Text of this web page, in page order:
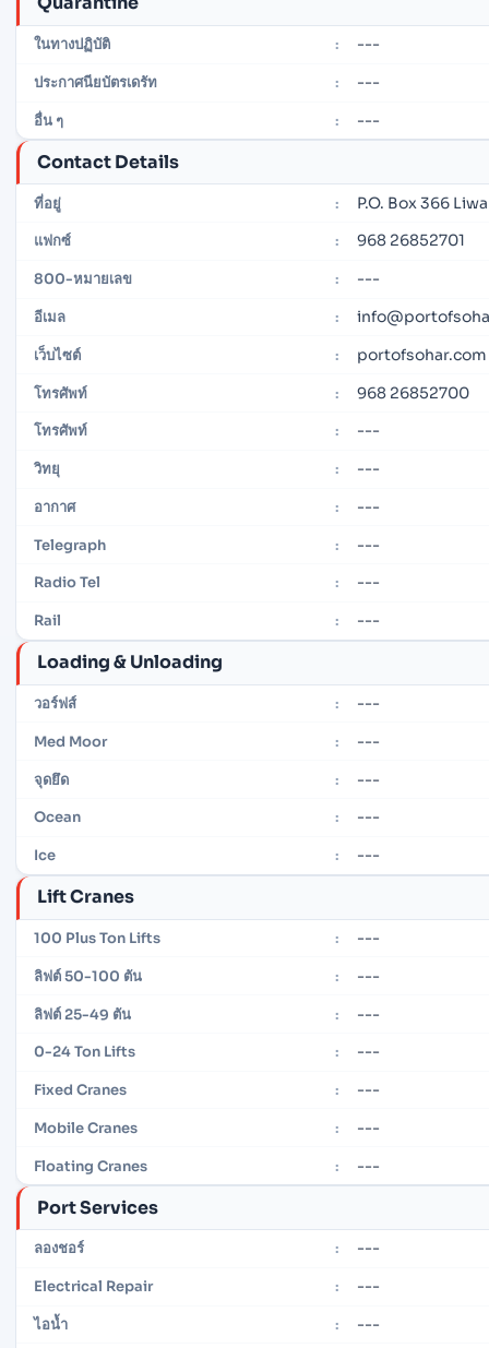
ในทางปฏิบัติ : ---
ประกาศนียบัตรเดรัท : ---
อื่น ๆ : ---
Contact Details
ที่อยู่ : P.O. Box 366
แฟกซ์ : 968 26852701
800-หมายเลข : ---
อีเมล :
เว็บไซต์ : portofsohar.com
โทรศัพท์ : 968 26852700
โทรศัพท์ : ---
วิทยุ : ---
อากาศ : ---
Telegraph : ---
Radio Tel : ---
Rail : ---
Loading & Unloading
วอร์ฟส์ : ---
Med Moor : ---
จุดยึด : ---
Ocean : ---
Ice : ---
Lift Cranes
100 Plus Ton Lifts : ---
ลิฟต์ 50-100 ตัน : ---
ลิฟต์ 25-49 ตัน : ---
0-24 Ton Lifts : ---
Fixed Cranes : ---
Mobile Cranes : ---
Floating Cranes : ---
Port Services
ลองชอร์ : ---
Electrical Repair : ---
ไอน้ำ : ---